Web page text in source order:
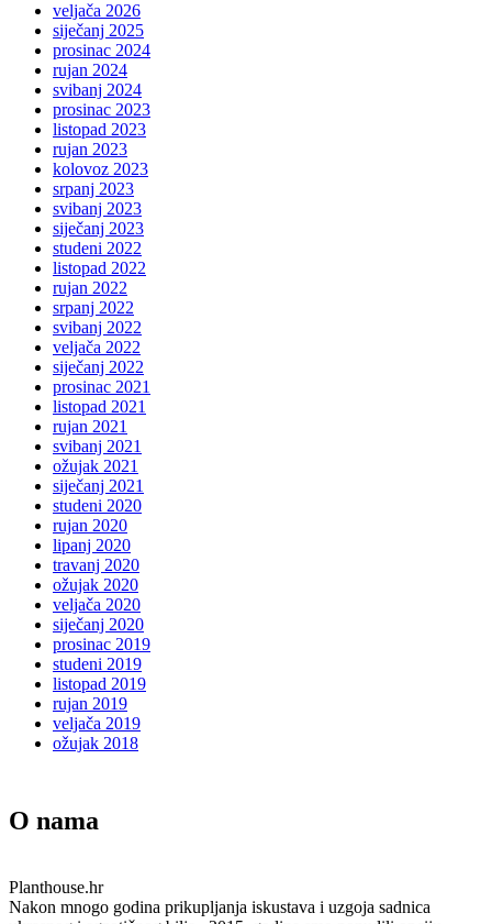
veljača 2026
siječanj 2025
prosinac 2024
rujan 2024
svibanj 2024
prosinac 2023
listopad 2023
rujan 2023
kolovoz 2023
srpanj 2023
svibanj 2023
siječanj 2023
studeni 2022
listopad 2022
rujan 2022
srpanj 2022
svibanj 2022
veljača 2022
siječanj 2022
prosinac 2021
listopad 2021
rujan 2021
svibanj 2021
ožujak 2021
siječanj 2021
studeni 2020
rujan 2020
lipanj 2020
travanj 2020
ožujak 2020
veljača 2020
siječanj 2020
prosinac 2019
studeni 2019
listopad 2019
rujan 2019
veljača 2019
ožujak 2018
O nama
Planthouse.hr
Nakon mnogo godina prikupljanja iskustava i uzgoja sadnica